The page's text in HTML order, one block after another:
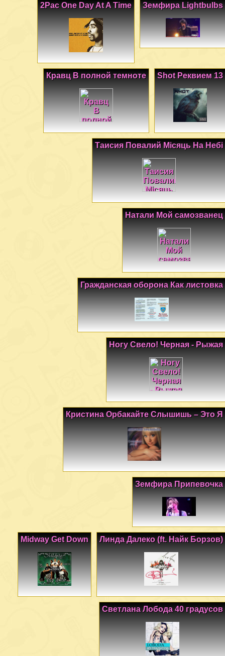
Земфира Lightbulbs
2Pac One Day At A Time
Shot Реквием 13
Кравц В полной темноте
Таисия Повалий Місяць На Небі
Натали Мой самозванец
Гражданская оборона Как листовка
Ногу Свело! Черная - Рыжая
Кристина Орбакайте Слышишь – Это Я
Земфира Припевочка
Линда Далеко (ft. Найк Борзов)
Midway Get Down
Светлана Лобода 40 градусов